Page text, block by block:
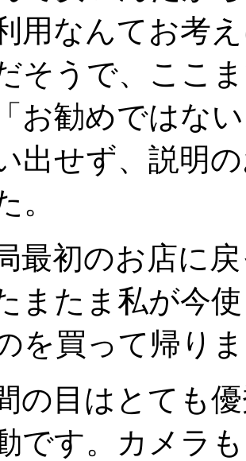
用なんてお考
そうで、ここ
お勧めではな
出せず、説明
。
最初のお店に
またま私が今
を買って帰り
の目はとても
です。カメラ